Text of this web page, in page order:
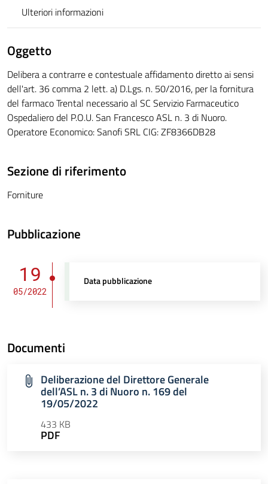
Ulteriori informazioni
Oggetto
Delibera a contrarre e contestuale affidamento diretto ai sensi
dell'art. 36 comma 2 lett. a) D.Lgs. n. 50/2016, per la fornitura
del farmaco Trental necessario al SC Servizio Farmaceutico
Ospedaliero del P.O.U. San Francesco ASL n. 3 di Nuoro.
Operatore Economico: Sanofi SRL CIG: ZF8366DB28
Sezione di riferimento
Forniture
Pubblicazione
19
05/2022
Data pubblicazione
Documenti
Deliberazione del Direttore Generale
dell’ASL n. 3 di Nuoro n. 169 del
19/05/2022
433 KB
PDF